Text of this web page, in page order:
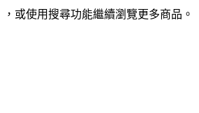
或使用搜尋功能繼續瀏覽更多商品。